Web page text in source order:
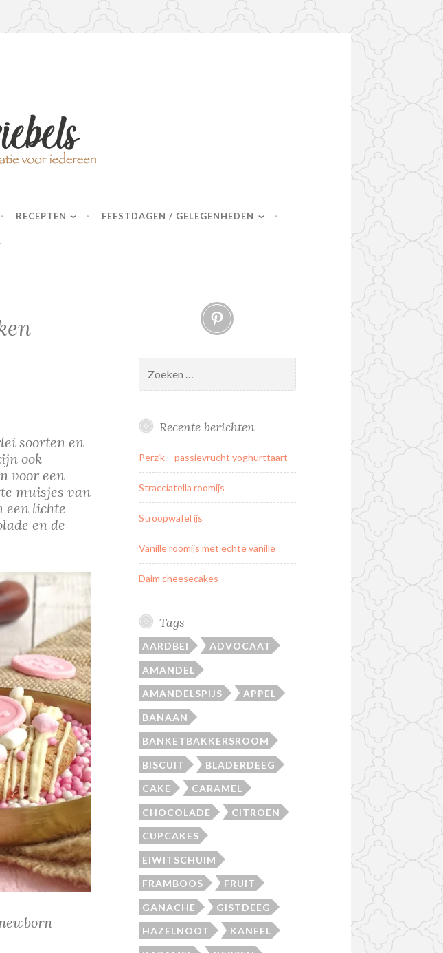
RECEPTEN FEESTDAGEN / GELEGENHEDEN
soorten en
ook
voor een
muisjes van
een lichte
en de
Pinterest
naar:
Recente berichten
Perzik – passievrucht yoghurttaart
Stracciatella roomijs
Stroopwafel ijs
Vanille roomijs met echte vanille
Daim cheesecakes
Tags
AARDBEI ADVOCAAT
AMANDEL
AMANDELSPIJS APPEL
BANAAN
BANKETBAKKERSROOM
BISCUIT BLADERDEEG
CAKE CARAMEL
CHOCOLADE CITROEN
CUPCAKES
EIWITSCHUIM
FRAMBOOS FRUIT
GANACHE GISTDEEG
HAZELNOOT KANEEL